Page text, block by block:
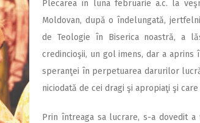
Plecarea în luna februarie a.c. la
Moldovan, după o îndelungată,
de Teologie în Biserica noastră, a
credincioşii, un gol imens, dar a
speranţei în perpetuarea darurilor
niciodată de cei dragi şi apropiaţi şi
Prin întreaga sa lucrare, s-a dovedit